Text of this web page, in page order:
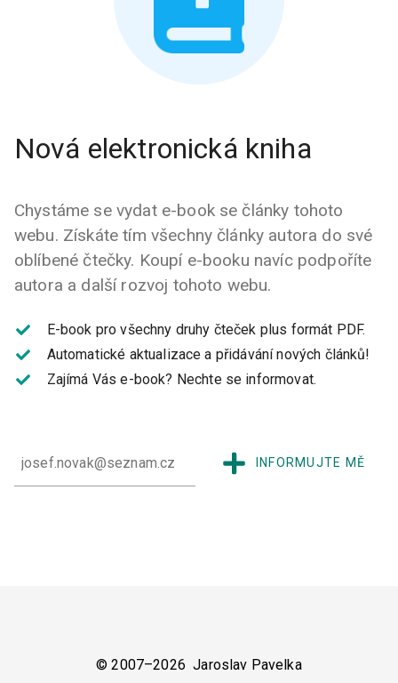
Nová elektronická kniha
Chystáme se vydat e-book se články tohoto
webu. Získáte tím všechny články autora do své
oblíbené čtečky. Koupí e-booku navíc podpoříte
autora a další rozvoj tohoto webu.
E-book pro všechny druhy čteček plus formát PDF.
Automatické aktualizace a přidávání nových článků!
Zajímá Vás e-book? Nechte se informovat.
INFORMUJTE MĚ
© 2007–2026 Jaroslav Pavelka